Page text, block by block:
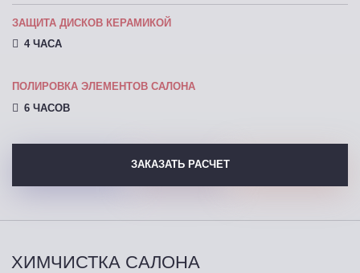
ЗАЩИТА ДИСКОВ КЕРАМИКОЙ
4 ЧАСА
ПОЛИРОВКА ЭЛЕМЕНТОВ САЛОНА
6 ЧАСОВ
ЗАКАЗАТЬ РАСЧЕТ
ХИМЧИСТКА САЛОНА